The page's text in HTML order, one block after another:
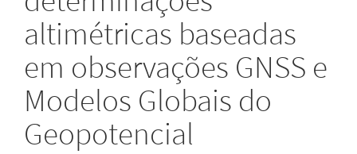
altimétricas baseadas
em observações GNSS e
Modelos Globais do
Geopotencial